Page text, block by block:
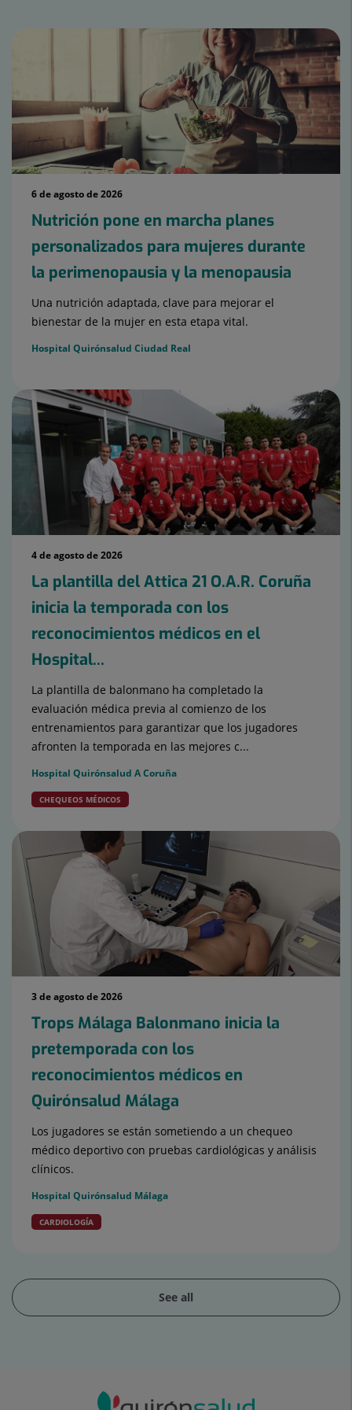
6 de agosto de 2026
Nutrición pone en marcha planes
personalizados para mujeres durante
la perimenopausia y la menopausia
Una nutrición adaptada, clave para mejorar el
bienestar de la mujer en esta etapa vital.
Hospital Quirónsalud Ciudad Real
4 de agosto de 2026
La plantilla del Attica 21 O.A.R. Coruña
inicia la temporada con los
reconocimientos médicos en el
Hospital...
La plantilla de balonmano ha completado la
evaluación médica previa al comienzo de los
entrenamientos para garantizar que los jugadores
afronten la temporada en las mejores c...
Hospital Quirónsalud A Coruña
CHEQUEOS MÉDICOS
3 de agosto de 2026
Trops Málaga Balonmano inicia la
pretemporada con los
reconocimientos médicos en
Quirónsalud Málaga
Los jugadores se están sometiendo a un chequeo
médico deportivo con pruebas cardiológicas y análisis
clínicos.
Hospital Quirónsalud Málaga
CARDIOLOGÍA
See all